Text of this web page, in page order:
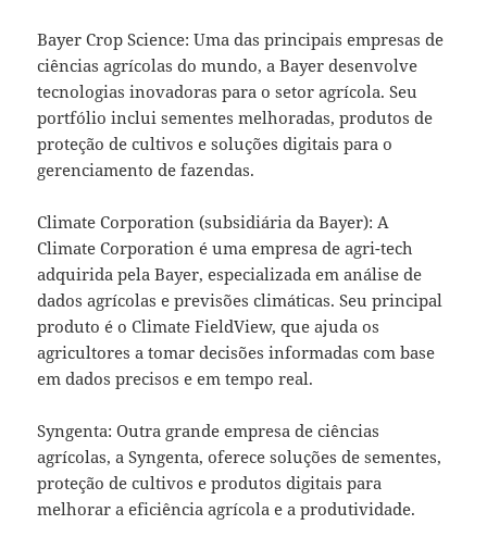
Bayer Crop Science: Uma das principais empresas de
ciências agrícolas do mundo, a Bayer desenvolve
tecnologias inovadoras para o setor agrícola. Seu
portfólio inclui sementes melhoradas, produtos de
proteção de cultivos e soluções digitais para o
gerenciamento de fazendas.
Climate Corporation (subsidiária da Bayer): A
Climate Corporation é uma empresa de agri-tech
adquirida pela Bayer, especializada em análise de
dados agrícolas e previsões climáticas. Seu principal
produto é o Climate FieldView, que ajuda os
agricultores a tomar decisões informadas com base
em dados precisos e em tempo real.
Syngenta: Outra grande empresa de ciências
agrícolas, a Syngenta, oferece soluções de sementes,
proteção de cultivos e produtos digitais para
melhorar a eficiência agrícola e a produtividade.